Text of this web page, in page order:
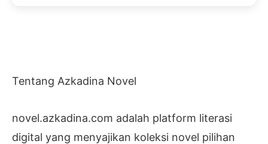
Tentang Azkadina Novel
novel.azkadina.com adalah platform literasi
digital yang menyajikan koleksi novel pilihan